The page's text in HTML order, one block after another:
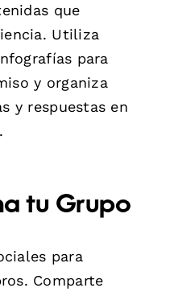
que
Utiliza
para
y organiza
y respuestas en
tu Grupo
para
Comparte